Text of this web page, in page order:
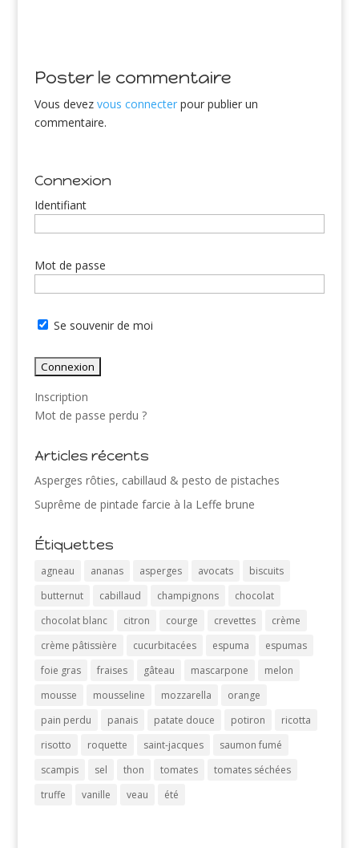
Poster le commentaire
Vous devez vous connecterpour publier un
commentaire.
Connexion
Identifiant
Mot de passe
Se souvenir de moi
Inscription
Mot de passe perdu ?
Articles récents
Asperges rôties, cabillaud & pesto de pistaches
Suprême de pintade farcie à la Leffe brune
Étiquettes
agneau ananas asperges avocats
biscuits
butternut
cabillaud champignons
chocolat
chocolat blanc
citron courge crevettes
crème
crème pâtissière
cucurbitacées espuma
espumas
foie gras
fraises gâteau mascarpone
melon
mousse
mousseline mozzarella
orange
pain perdu
panais patate douce potiron
ricotta
risotto
roquette saint-jacques
saumon fumé
scampis
sel thon tomates
tomates séchées
truffe
vanille veau été